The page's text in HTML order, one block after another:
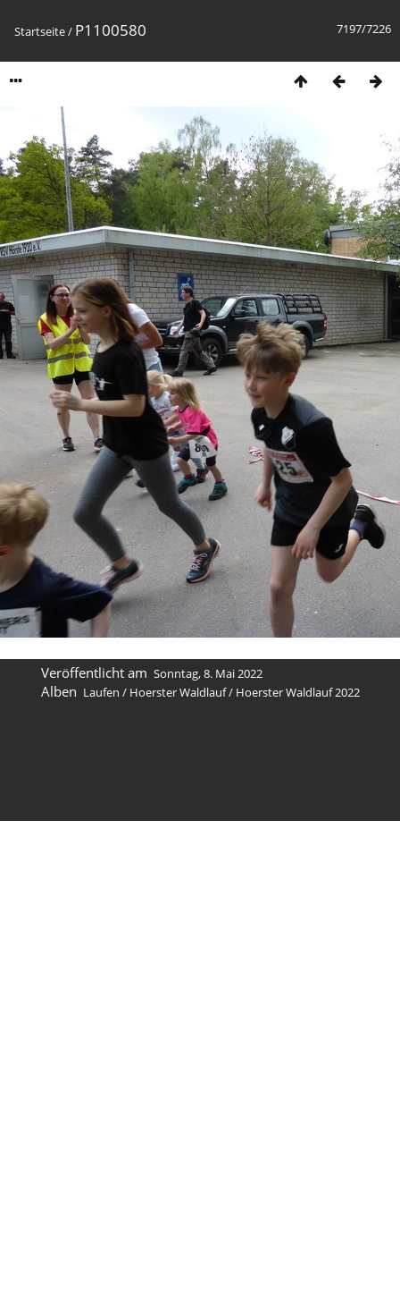
7197/7226
Startseite/ P1100580
Veröffentlicht am Sonntag, 8. Mai 2022
Alben Laufen / Hoerster Waldlauf/ Hoerster Waldlauf 2022